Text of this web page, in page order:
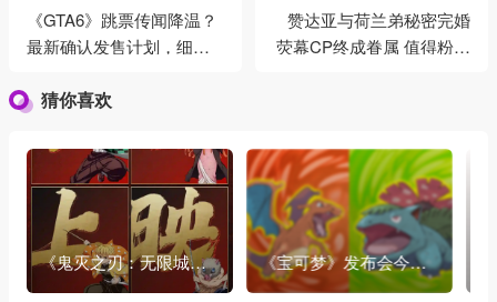
《GTA6》跳票传闻降温？
最新确认发售计划，细节
赞达亚与荷兰弟秘密完婚
荧幕CP终成眷属 值得粉丝
猜你喜欢
《鬼灭之刃：无限城篇
》首映破亿表现良好
《宝可梦》发布会今天
就到来了，令人期待！